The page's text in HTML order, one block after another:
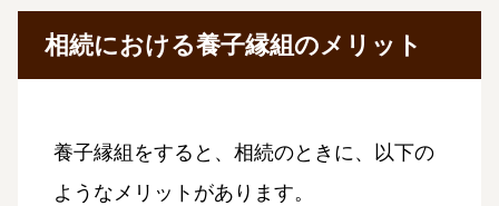
相続における養子縁組のメリット
養子縁組をすると、相続のときに、以下の
ようなメリットがあります。